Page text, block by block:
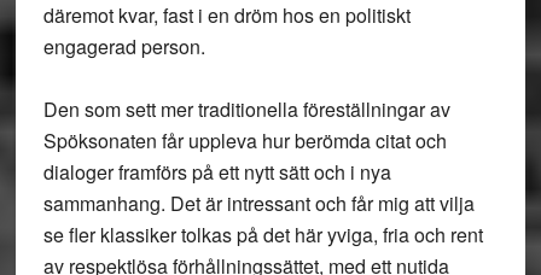
däremot kvar, fast i en dröm hos en politiskt
engagerad person.
Den som sett mer traditionella föreställningar av
Spöksonaten får uppleva hur berömda citat och
dialoger framförs på ett nytt sätt och i nya
sammanhang. Det är intressant och får mig att vilja
se fler klassiker tolkas på det här yviga, fria och rent
av respektlösa förhållningssättet, med ett nutida